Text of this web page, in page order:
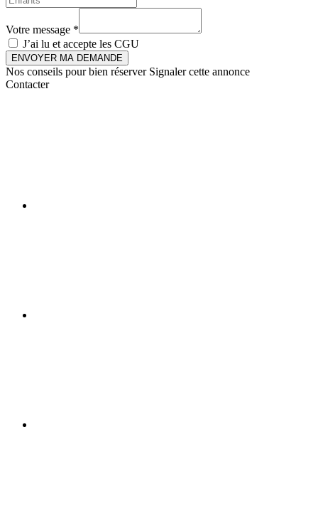
Votre message *
J’ai lu et accepte les CGU
ENVOYER MA DEMANDE
Nos conseils pour bien réserver Signaler cette annonce
Contacter